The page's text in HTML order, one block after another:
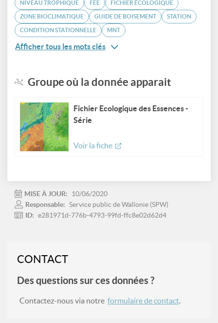
NIVEAU TROPHIQUE FEE FICHIER ÉCOLOGIQUE
ZONE BIOCLIMATIQUE GUIDE DE BOISEMENT STATION
CONDITION STATIONNELLE MNT
Afficher tous les mots clés
Groupe où la donnée apparait
Fichier Ecologique des Essences -
Série
Voir la fiche
MISE À JOUR:
10/06/2020
Responsable: Service public de Wallonie (SPW)
ID: e281971d-776b-4793-99fd-ffc8e02d62d4
CONTACT
Des questions sur ces données ?
Contactez-nous via notre formulaire de contact.